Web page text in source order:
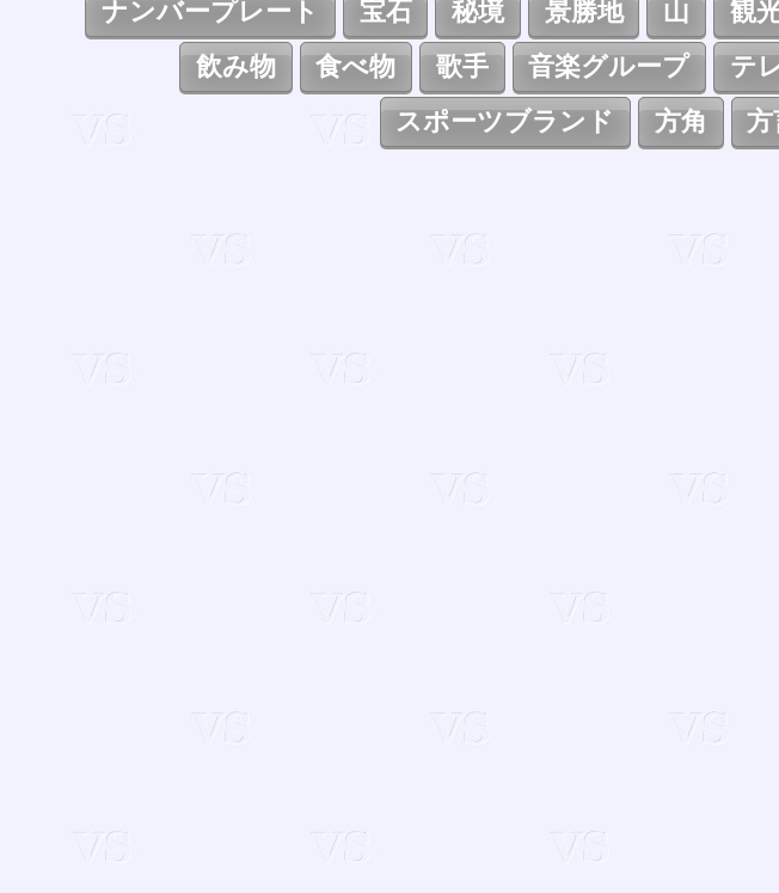
ナンバープレート
宝石 秘境 景勝地 山 観
飲み物
食べ物 歌手 音楽グループ テ
スポーツブランド
方角 方